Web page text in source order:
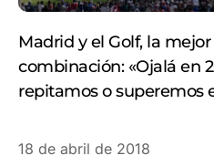
Madrid y el Golf, la mejor
combinación: «Ojalá en
repitamos o superemos
18 de abril de 2018